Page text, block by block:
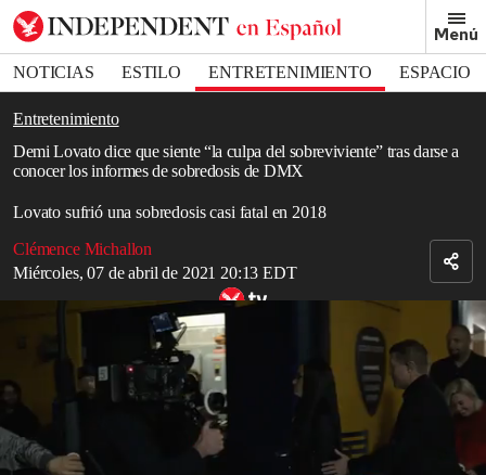
Menú
NOTICIAS ESTILO ENTRETENIMIENTO
ESPACIO
DEPORTES
Entretenimiento
Demi Lovato dice que siente “la culpa del sobreviviente” tras darse a
conocer los informes de sobredosis de DMX
Lovato sufrió una sobredosis casi fatal en 2018
Clémence Michallon
Miércoles, 07 de abril de 2021 20:13 EDT
Bookmark popover
Removed from bookmarks
Close popover
Demi Lovato: Dancing with the Devil trailer
Read in English
Demi Lovato
dice que siente "la culpa de un sobreviviente"
después de que los informes indicaran que el rapero
quedó con soporte vital debido a una sobredosis.